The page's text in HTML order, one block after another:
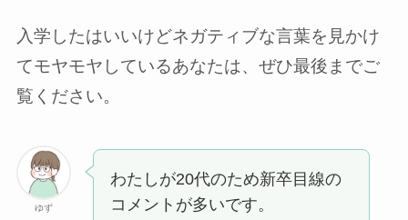
入学したはいいけどネガティブな言葉を見かけ
てモヤモヤしているあなたは、ぜひ最後までご
覧ください。
ゆず
わたしが20代のため新卒目線の
コメントが多いです。